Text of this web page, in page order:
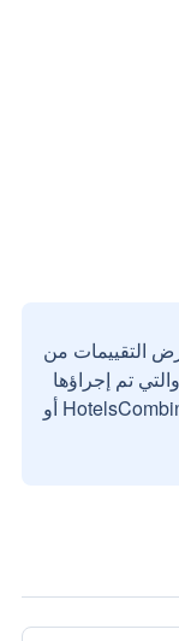
التقييمات من
تم إجراؤها
بواسطة مستخدمين حقيقيين مع HotelsCombined أو